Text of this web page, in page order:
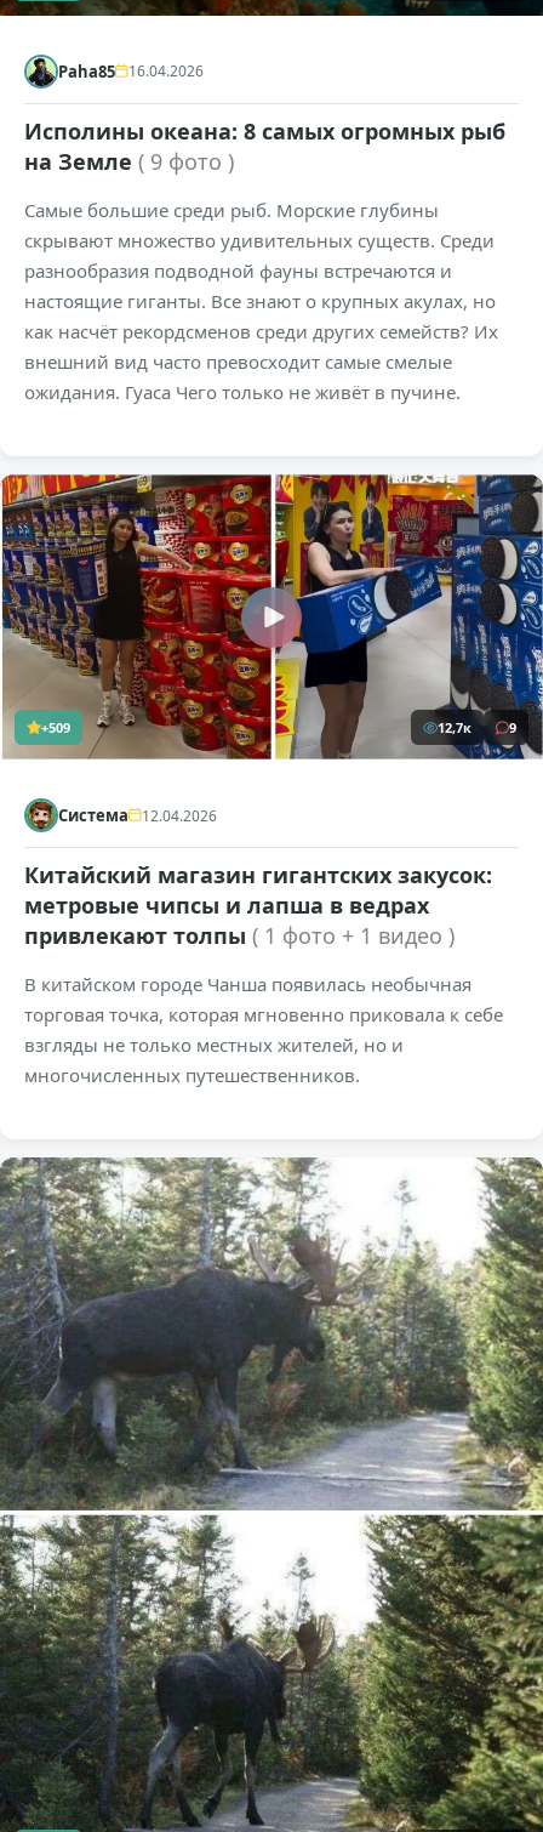
Paha85 16.04.2026
Исполины океана: 8 самых огромных рыб
на Земле ( 9 фото )
Самые большие среди рыб. Морские глубины
скрывают множество удивительных существ. Среди
разнообразия подводной фауны встречаются и
настоящие гиганты. Все знают о крупных акулах, но
как насчёт рекордсменов среди других семейств? Их
внешний вид часто превосходит самые смелые
ожидания. Гуаса Чего только не живёт в пучине.
+509 12,7к 9
Система 12.04.2026
Китайский магазин гигантских закусок:
метровые чипсы и лапша в ведрах
привлекают толпы ( 1 фото + 1 видео )
В китайском городе Чанша появилась необычная
торговая точка, которая мгновенно приковала к себе
взгляды не только местных жителей, но и
многочисленных путешественников.